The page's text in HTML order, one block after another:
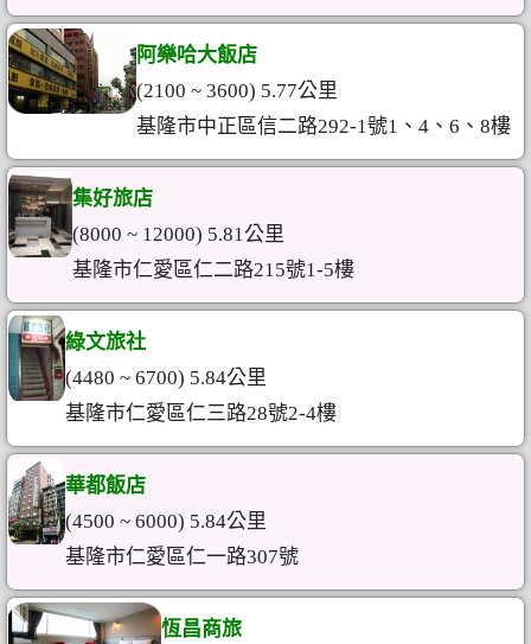
阿樂哈大飯店
(2100 ~ 3600) 5.77公里
基隆市中正區信二路292-1號1、4、6、8樓
集好旅店
(8000 ~ 12000) 5.81公里
基隆市仁愛區仁二路215號1-5樓
綠文旅社
(4480 ~ 6700) 5.84公里
基隆市仁愛區仁三路28號2-4樓
華都飯店
(4500 ~ 6000) 5.84公里
基隆市仁愛區仁一路307號
恆昌商旅